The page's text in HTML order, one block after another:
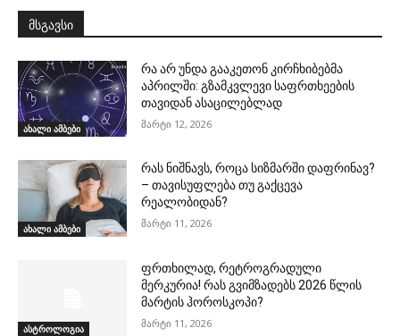
მსგავსი
ახალი ამბები
რა არ უნდა გააკეთონ კირჩხიბებმა
აპრილში: გზამკვლევი საფრთხეების
თავიდან ასაცილებლად
მარტი 12, 2026
ახალი ამბები
რას ნიშნავს, როცა სიზმარში დაფრინავ?
– თავისუფლება თუ გაქცევა
რეალობიდან?
მარტი 11, 2026
ასტროლოგია
ფრთხილად, რეტროგრადული
მერკურია! რას გვიმზადებს 2026 წლის
მარტის ჰოროსკოპი?
მარტი 11, 2026